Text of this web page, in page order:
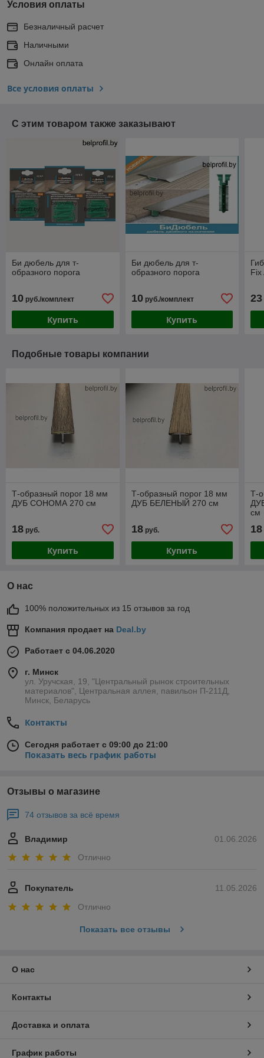
Условия оплаты
Безналичный расчет
Наличными
Онлайн оплата
Все условия оплаты
С этим товаром также заказывают
Би дюбель для т-
образного порога
10 руб./комплект
Купить
Би дюбель для т-
образного порога
10руб./комплект
Купить
23
Подобные товары компании
Т-образный порог 18 мм
ДУБ СОНОМА 270 см
18 руб.
Купить
Т-образный порог 18 мм
ДУБ БЕЛЕНЫЙ 270 см
18руб.
Купить
Т-
см
18
О нас
100% положительных из 15 отзывов за год
Компания продает на Deal.by
Работает с 04.06.2020
г. Минск
ул. Уручская, 19, "Центральный рынок строительных
материалов", Центральная аллея, павильон П-211Д,
Минск, Беларусь
Контакты
Сегодня работает с 09:00 до 21:00
Показать весь график работы
Отзывы о магазине
74 отзывов за всё время
01.06.2026
Владимир
Отлично
11.05.2026
Покупатель
Отлично
Показать все отзывы
О нас
Контакты
Доставка и оплата
График работы